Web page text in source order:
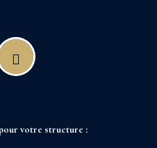
votre structure :